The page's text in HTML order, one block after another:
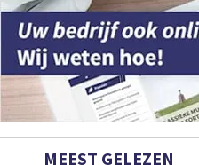
MEEST GELEZEN